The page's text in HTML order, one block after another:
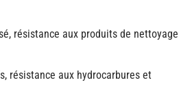
résistance aux produits de nettoyage
résistance aux hydrocarbures et